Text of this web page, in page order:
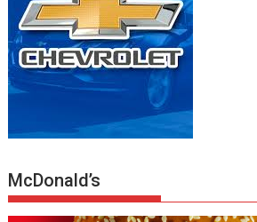
McDonald’s